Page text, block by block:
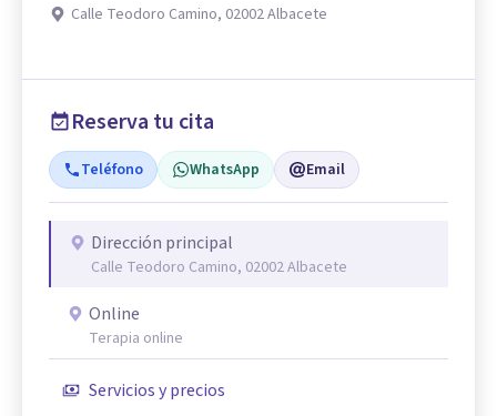
Calle Teodoro Camino, 02002 Albacete
Reserva tu cita
Teléfono WhatsApp Email
Dirección principal
Calle Teodoro Camino, 02002 Albacete
Online
Terapia online
Servicios y precios